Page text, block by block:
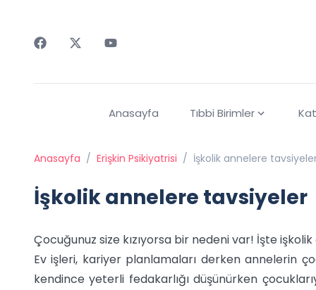
Anasayfa Tıbbi Birimler
Anasayfa / Erişkin Psikiyatrisi / İşkolik annelere
İşkolik annelere tavsiyeler
Çocuğunuz size kızıyorsa bir nedeni var! İşte
Ev işleri, kariyer planlamaları derken annelerin
kendince yeterli fedakarlığı düşünürken